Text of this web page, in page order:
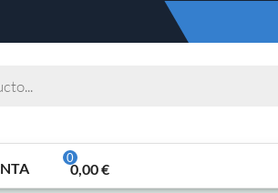
0,00€